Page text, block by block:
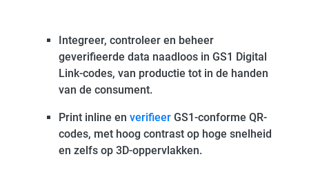
Integreer, controleer en beheer
geverifieerde data naadloos in GS1 Digital
Link-codes, van productie tot in de handen
van de consument.
Print inline en verifieerGS1-conforme QR-
codes, met hoog contrast op hoge snelheid
en zelfs op 3D-oppervlakken.